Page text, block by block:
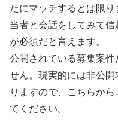
たにマッチするとは限
当者と会話をしてみて
が必須だと言えます。
公開されている募集案
せん。現実的には非公
りますので、こちらか
てください。